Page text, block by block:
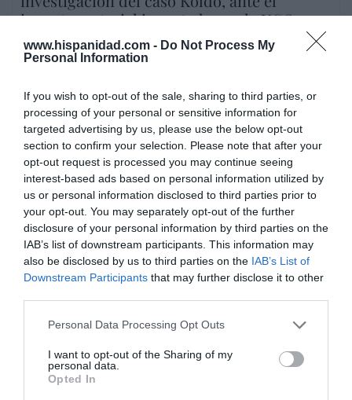
www.hispanidad.com - Do Not Process My
Personal Information
If you wish to opt-out of the sale, sharing to third parties, or
processing of your personal or sensitive information for
targeted advertising by us, please use the below opt-out
section to confirm your selection. Please note that after your
opt-out request is processed you may continue seeing
interest-based ads based on personal information utilized by
us or personal information disclosed to third parties prior to
your opt-out. You may separately opt-out of the further
disclosure of your personal information by third parties on the
IAB’s list of downstream participants. This information may
also be disclosed by us to third parties on the IAB’s List of
Downstream Participants that may further disclose it to other
Personal Data Processing Opt Outs
I want to opt-out of the Sharing of my
personal data.
Opted In
ingente material incautado por la UCO
por Redacción
Opinión
Enormes minucias
por Eulogio López
El IBEX 35 cerró la sesión del miércoles en